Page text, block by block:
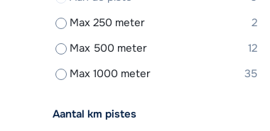
Max 250 meter
2
Max 500 meter
12
Max 1000 meter
35
Aantal km pistes